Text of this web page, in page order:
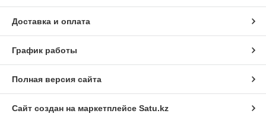
Доставка и оплата
График работы
Полная версия сайта
Сайт создан на маркетплейсе Satu.kz